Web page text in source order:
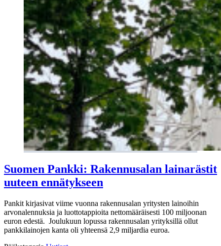
Suomen Pankki: Rakennusalan lainarästit
uuteen ennätykseen
Pankit kirjasivat viime vuonna rakennusalan yritysten lainoihin
arvonalennuksia ja luottotappioita nettomääräisesti 100 miljoonan
euron edestä. Joulukuun lopussa rakennusalan yrityksillä ollut
pankkilainojen kanta oli yhteensä 2,9 miljardia euroa.